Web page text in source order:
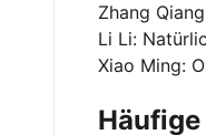
Zhang
Li Li:
Xiao Ming: